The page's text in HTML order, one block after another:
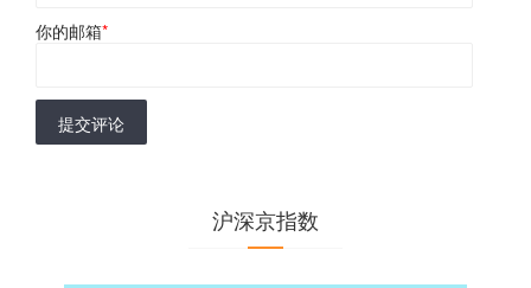
你的邮箱*
提交评论
沪深京指数